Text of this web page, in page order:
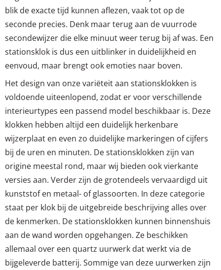
blik de exacte tijd kunnen aflezen, vaak tot op de
seconde precies. Denk maar terug aan de vuurrode
secondewijzer die elke minuut weer terug bij af was. Een
stationsklok is dus een uitblinker in duidelijkheid en
eenvoud, maar brengt ook emoties naar boven.
Het design van onze variëteit aan stationsklokken is
voldoende uiteenlopend, zodat er voor verschillende
interieurtypes een passend model beschikbaar is. Deze
klokken hebben altijd een duidelijk herkenbare
wijzerplaat en even zo duidelijke markeringen of cijfers
bij de uren en minuten. De stationsklokken zijn van
origine meestal rond, maar wij bieden ook vierkante
versies aan. Verder zijn de grotendeels vervaardigd uit
kunststof en metaal- of glassoorten. In deze categorie
staat per klok bij de uitgebreide beschrijving alles over
de kenmerken. De stationsklokken kunnen binnenshuis
aan de wand worden opgehangen. Ze beschikken
allemaal over een quartz uurwerk dat werkt via de
bijgeleverde batterij. Sommige van deze uurwerken zijn